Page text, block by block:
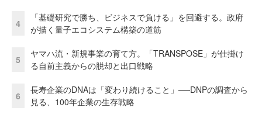
4
「基礎研究で勝ち、ビジネスで負ける」を回避する。政府
が描く量子エコシステム構築の道筋
5
ヤマハ流・新規事業の育て方。「TRANSPOSE」が仕掛け
る自前主義からの脱却と出口戦略
6
長寿企業のDNAは「変わり続けること」──DNPの調査から
見る、100年企業の生存戦略